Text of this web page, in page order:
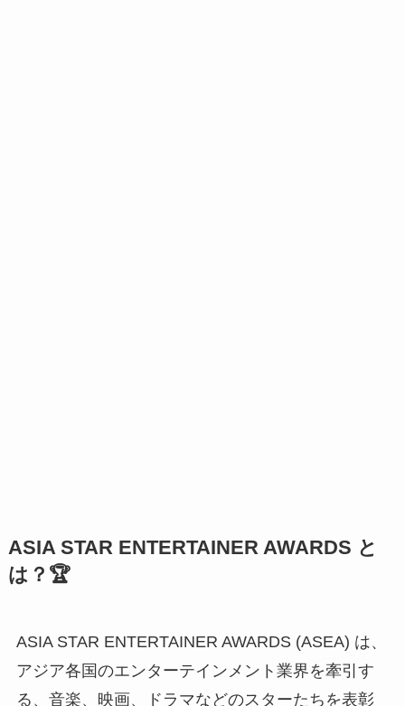
ASIA STAR ENTERTAINER AWARDS と
は？🏆
ASIA STAR ENTERTAINER AWARDS (ASEA) は、
アジア各国のエンターテインメント業界を牽引す
る、音楽、映画、ドラマなどのスターたちを表彰